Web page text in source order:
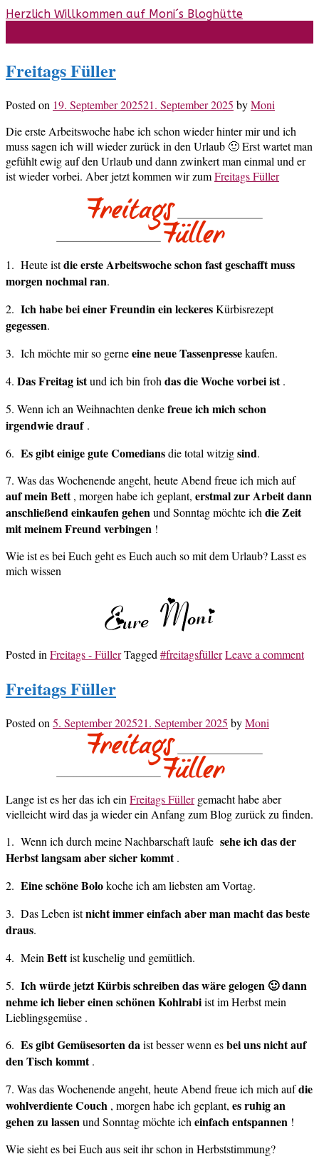
Skip
content
Herzlich Willkommen auf Moni´s Bloghütte
Freitags Füller
Posted on 19. September 202521. September 2025 byMoni
Die erste Arbeitswoche habe ich schon wieder hinter mir und ich
muss sagen ich will wieder zurück in den Urlaub 🙂 Erst wartet man
gefühlt ewig auf den Urlaub und dann zwinkert man einmal und er
ist wieder vorbei. Aber jetzt kommen wir zumFreitags Füller
1. Heute istdie erste Arbeitswoche schon fast geschafft muss
morgen nochmal ran.
2. Ich habe bei einer Freundin ein leckeresKürbisrezept
gegessen.
3. Ich möchte mir so gerneeine neue Tassenpressekaufen.
4. Das Freitag istund ich bin froh das die Woche vorbei ist.
5. Wenn ich an Weihnachten denkefreue ich mich schon
irgendwie drauf.
6. Es gibt einige guteComediansdie total witzigsind.
7. Was das Wochenende angeht, heute Abend freue ich mich auf
auf mein Bett, morgen habe ich geplant, erstmal zur Arbeit dann
anschließend einkaufen gehenund Sonntag möchte ich die Zeit
mit meinem Freund verbingen !
Wie ist es bei Euch geht es Euch auch so mit dem Urlaub? Lasst es
mich wissen
Posted in Freitags - FüllerTagged #freitagsfüllerLeave a comment
Freitags Füller
Posted on 5. September 202521. September 2025 byMoni
Lange ist es her das ich ein Freitags Füllergemacht habe aber
vielleicht wird das ja wieder ein Anfang zum Blog zurück zu finden.
1. Wenn ich durch meine Nachbarschaft laufe sehe ich das der
Herbst langsam aber sicher kommt.
2. Eine schöne Bolokoche ich am liebsten am Vortag.
3. Das Leben istnicht immer einfach aber man macht das beste
draus.
4. Mein Bettist kuschelig und gemütlich.
5. Ich würde jetzt Kürbis schreiben das wäre gelogen 🙂 dann
nehme ich lieber einen schönen Kohlrabiist im Herbst mein
Lieblingsgemüse .
6. Es gibt Gemüsesorten daist besser wenn esbei uns nicht auf
den Tisch kommt.
7. Was das Wochenende angeht, heute Abend freue ich mich aufdie
wohlverdiente Couch , morgen habe ich geplant, es ruhig an
gehen zu lassenund Sonntag möchte ich einfach entspannen !
Wie sieht es bei Euch aus seit ihr schon in Herbststimmung?